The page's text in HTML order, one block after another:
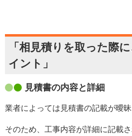
「相見積りを取った際
イント」
見積書の内容と詳細
業者によっては見積書の記載が曖昧
そのため、工事内容が詳細に記載